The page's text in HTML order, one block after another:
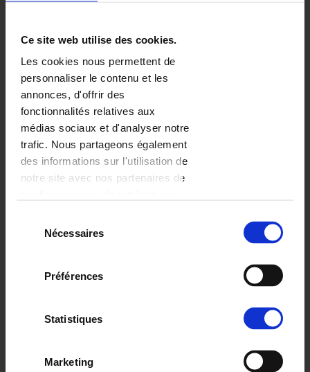
Ce site web utilise des cookies.
Les cookies nous permettent de
personnaliser le contenu et les
annonces, d'offrir des
fonctionnalités relatives aux
médias sociaux et d'analyser notre
trafic. Nous partageons également
des informations sur l'utilisation de
notre site avec nos partenaires de
celles-ci avec d'autres informations
utilisation de leurs services.
Nécessaires
Préférences
Statistiques
Marketing
Je les veux
CRAQUEZ POUR LES MAGNETS
PHOTO